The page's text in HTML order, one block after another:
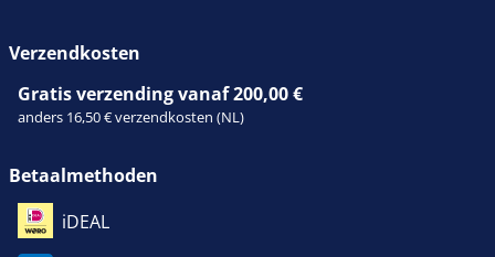
Verzendkosten
Gratis verzending vanaf 200,00 €
anders 16,50 € verzendkosten (NL)
Betaalmethoden
iDEAL